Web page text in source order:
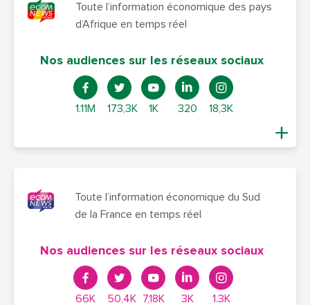
Toute l’information économique des pays
d’Afrique en temps réel
Nos audiences sur les réseaux sociaux
1.11M 173,3K 1K 320 18,3K
Toute l’information économique du Sud
de la France en temps réel
Nos audiences sur les réseaux sociaux
66K 50,4K 7,18K 3K 1.3K